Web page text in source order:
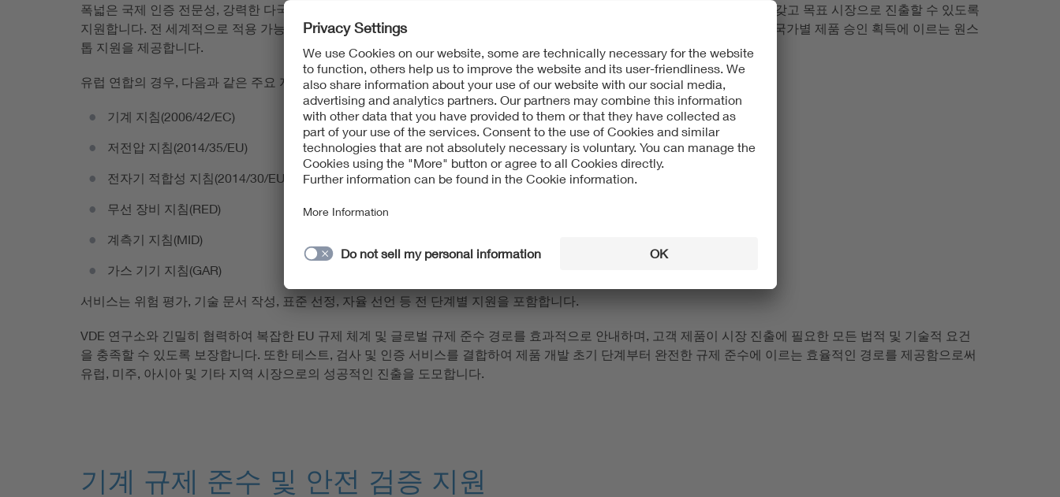
폭넓은 국제 인증 전문성, 강력한 다국어 지원 역량, 광범위한 글로벌 테스트 및 규제 준수 네트워크를 통해 제조사가 자신감을 갖고 목표 시장으로 진출할 수 있도록
지원합니다. 전 세계적으로 적용 가능한 각 국가별 규정, 적합성 평가 절차, 인증 요건을 분석하고, CB 테스트 인증서 발급부터 국가별 제품 승인 획득에 이르는 원스
톱 지원을 제공합니다.
유럽 연합의 경우, 다음과 같은 주요 지침 및 규정에 따른 CE 마크 획득을 적극 지원합니다:
기계 지침(2006/42/EC)
저전압 지침(2014/35/EU)
전자기 적합성 지침(2014/30/EU)
무선 장비 지침(RED)
계측기 지침(MID)
가스 기기 지침(GAR)
서비스는 위험 평가, 기술 문서 작성, 표준 선정, 자율 선언 등 전 단계별 지원을 포함합니다.
VDE 연구소와 긴밀히 협력하여 복잡한 EU 규제 체계 및 글로벌 규제 준수 경로를 효과적으로 안내하며, 고객 제품이 시장 진출에 필요한 모든 법적 및 기술적 요건
을 충족할 수 있도록 보장합니다. 또한 테스트, 검사 및 인증 서비스를 결합하여 제품 개발 초기 단계부터 완전한 규제 준수에 이르는 효율적인 경로를 제공함으로써
유럽, 미주, 아시아 및 기타 지역 시장으로의 성공적인 진출을 도모합니다.
기계 규제 준수 및 안전 검증 지원